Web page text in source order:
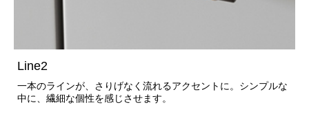
Line2
一本のラインが、さりげなく流れるアクセントに。シンプルな
中に、繊細な個性を感じさせます。